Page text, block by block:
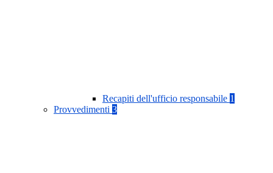
Recapiti dell'ufficio responsabile 1
Provvedimenti 3